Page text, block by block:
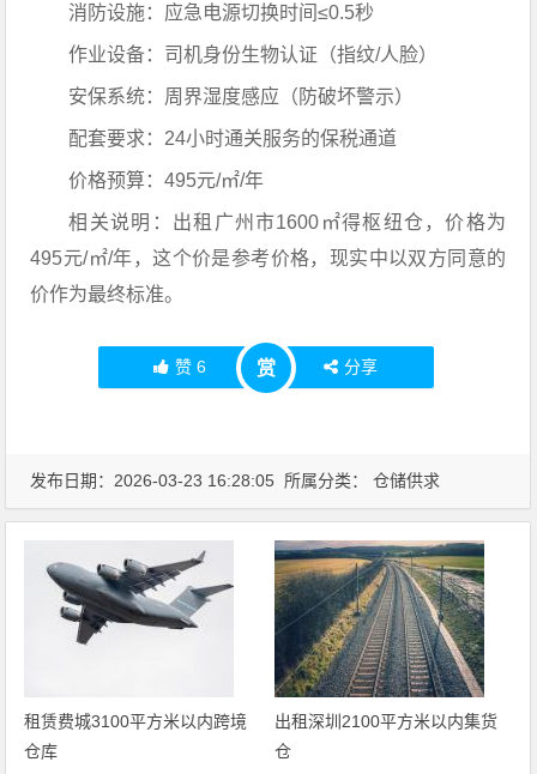
消防设施：应急电源切换时间≤0.5秒
作业设备：司机身份生物认证（指纹/人脸）
安保系统：周界湿度感应（防破坏警示）
配套要求：24小时通关服务的保税通道
价格预算：495元/㎡/年
相关说明：出租广州市1600㎡得枢纽仓，价格为
495元/㎡/年，这个价是参考价格，现实中以双方同意的
价作为最终标准。
赞 6 赏 分享
发布日期：2026-03-23 16:28:05 所属分类：仓储供求
租赁费城3100平方米以内跨境
仓库
出租深圳2100平方米以内集货
仓